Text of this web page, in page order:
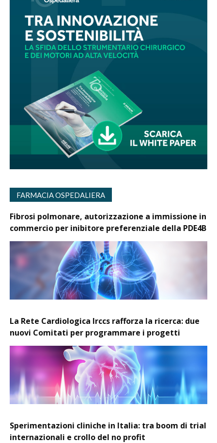
FARMACIA OSPEDALIERA
Fibrosi polmonare, autorizzazione a immissione in
commercio per inibitore preferenziale della PDE4B
La Rete Cardiologica Irccs rafforza la ricerca: due
nuovi Comitati per programmare i progetti
Sperimentazioni cliniche in Italia: tra boom di trial
internazionali e crollo del no profit